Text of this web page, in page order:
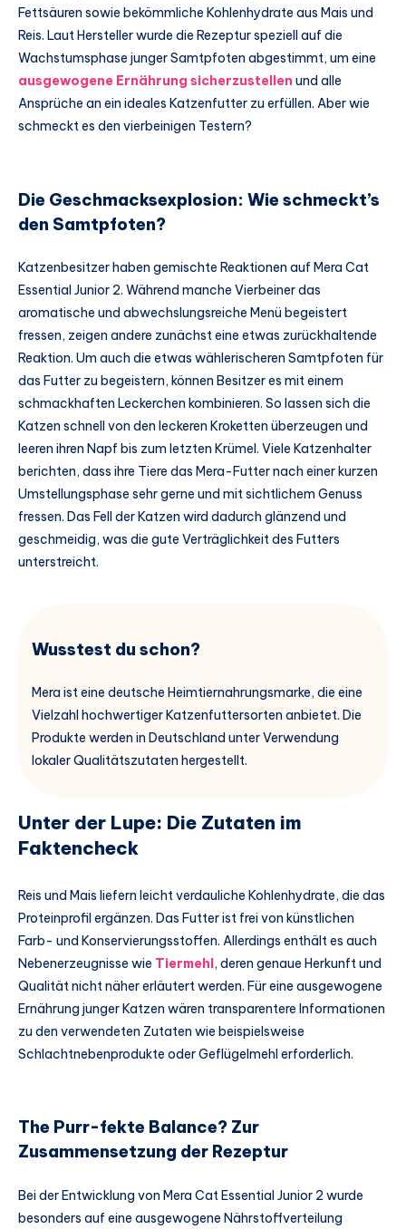
Fettsäuren sowie bekömmliche Kohlenhydrate aus Mais und
Reis. Laut Hersteller wurde die Rezeptur speziell auf die
Wachstumsphase junger Samtpfoten abgestimmt, um eine
ausgewogene Ernährung sicherzustellen und alle
Ansprüche an ein ideales Katzenfutter zu erfüllen. Aber wie
schmeckt es den vierbeinigen Testern?
Die Geschmacksexplosion: Wie schmeckt’s
den Samtpfoten?
Katzenbesitzer haben gemischte Reaktionen auf Mera Cat
Essential Junior 2. Während manche Vierbeiner das
aromatische und abwechslungsreiche Menü begeistert
fressen, zeigen andere zunächst eine etwas zurückhaltende
Reaktion. Um auch die etwas wählerischeren Samtpfoten für
das Futter zu begeistern, können Besitzer es mit einem
schmackhaften Leckerchen kombinieren. So lassen sich die
Katzen schnell von den leckeren Kroketten überzeugen und
leeren ihren Napf bis zum letzten Krümel. Viele Katzenhalter
berichten, dass ihre Tiere das Mera-Futter nach einer kurzen
Umstellungsphase sehr gerne und mit sichtlichem Genuss
fressen. Das Fell der Katzen wird dadurch glänzend und
geschmeidig, was die gute Verträglichkeit des Futters
unterstreicht.
Wusstest du schon?
Mera ist eine deutsche Heimtiernahrungsmarke, die eine
Vielzahl hochwertiger Katzenfuttersorten anbietet. Die
Produkte werden in Deutschland unter Verwendung
lokaler Qualitätszutaten hergestellt.
Unter der Lupe: Die Zutaten im
Faktencheck
Reis und Mais liefern leicht verdauliche Kohlenhydrate, die das
Proteinprofil ergänzen. Das Futter ist frei von künstlichen
Farb- und Konservierungsstoffen. Allerdings enthält es auch
Nebenerzeugnisse wie Tiermehl, deren genaue Herkunft und
Qualität nicht näher erläutert werden. Für eine ausgewogene
Ernährung junger Katzen wären transparentere Informationen
zu den verwendeten Zutaten wie beispielsweise
Schlachtnebenprodukte oder Geflügelmehl erforderlich.
The Purr-fekte Balance? Zur
Zusammensetzung der Rezeptur
Bei der Entwicklung von Mera Cat Essential Junior 2 wurde
besonders auf eine ausgewogene Nährstoffverteilung